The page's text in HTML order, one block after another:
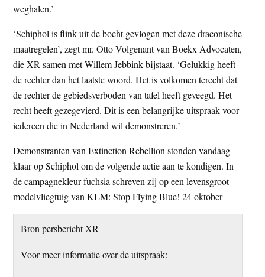
weghalen.’
‘Schiphol is flink uit de bocht gevlogen met deze draconische
maatregelen’, zegt mr. Otto Volgenant van Boekx Advocaten,
die XR samen met Willem Jebbink bijstaat. ‘Gelukkig heeft
de rechter dan het laatste woord. Het is volkomen terecht dat
de rechter de gebiedsverboden van tafel heeft geveegd. Het
recht heeft gezegevierd. Dit is een belangrijke uitspraak voor
iedereen die in Nederland wil demonstreren.’
Demonstranten van Extinction Rebellion stonden vandaag
klaar op Schiphol om de volgende actie aan te kondigen. In
de campagnekleur fuchsia schreven zij op een levensgroot
modelvliegtuig van KLM: Stop Flying Blue! 24 oktober
Bron persbericht XR
Voor meer informatie over de uitspraak: